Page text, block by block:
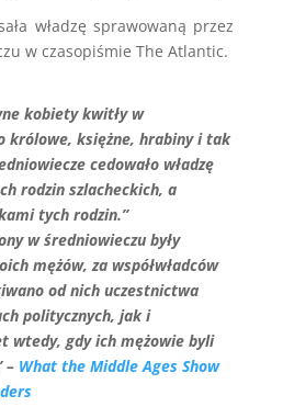
władzę sprawowaną przez
w czasopiśmie The Atlantic.
kobiety kwitły w
królowe, księżne, hrabiny i tak
cedowało władzę
rodzin szlacheckich, a
tych rodzin.”
w średniowieczu były
mężów, za współwładców
od nich uczestnictwa
politycznych, jak i
wtedy, gdy ich mężowie byli
– What the Middle Ages Show